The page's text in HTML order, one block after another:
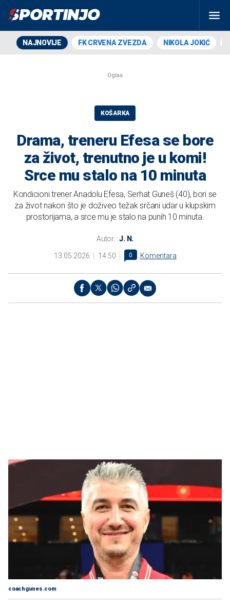
NAJNOVIJE FK CRVENA ZVEZDA NIKOLA JOKIĆ
KOŠARKA
Drama, treneru Efesa se bore
za život, trenutno je u komi!
Srce mu stalo na 10 minuta
Kondicioni trener Anadolu Efesa, Serhat Guneš (40), bori se
za život nakon što je doživeo težak srčani udar u klupskim
prostorijama, a srce mu je stalo na punih 10 minuta.
Autor: J. N.
13.05.2026 14:50 0 Komentara
coachgunes.com